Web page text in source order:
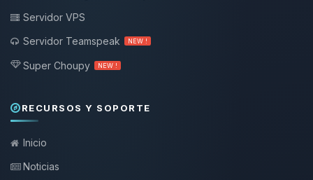
Servidor VPS
Servidor Teamspeak
NEW !
Super Choupy NEW !
RECURSOS Y SOPORTE
Inicio
Noticias